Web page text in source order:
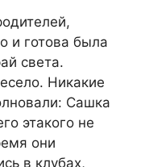
и готова была
света.
Никакие
Сашка
этакого не
они
в клубах,